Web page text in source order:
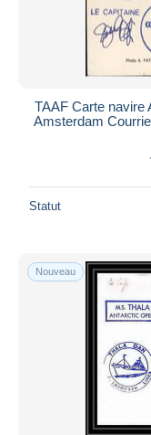
TAAF Carte navire
Amsterdam
Statut
Nouveau